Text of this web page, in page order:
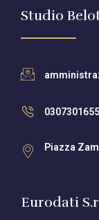
Studio
0307301655
Piazza
Eurodati